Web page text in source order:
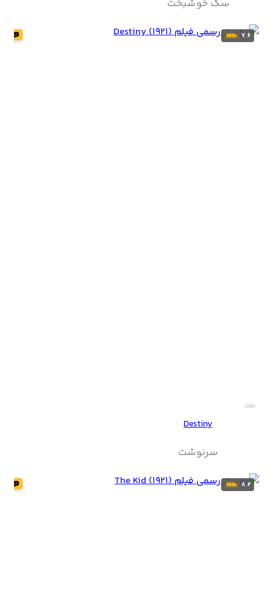
سگ خوشبخت
7.6
1921
Destiny
سرنوشت
8.2